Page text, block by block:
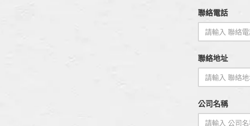
聯絡電話
聯絡地址
公司名稱